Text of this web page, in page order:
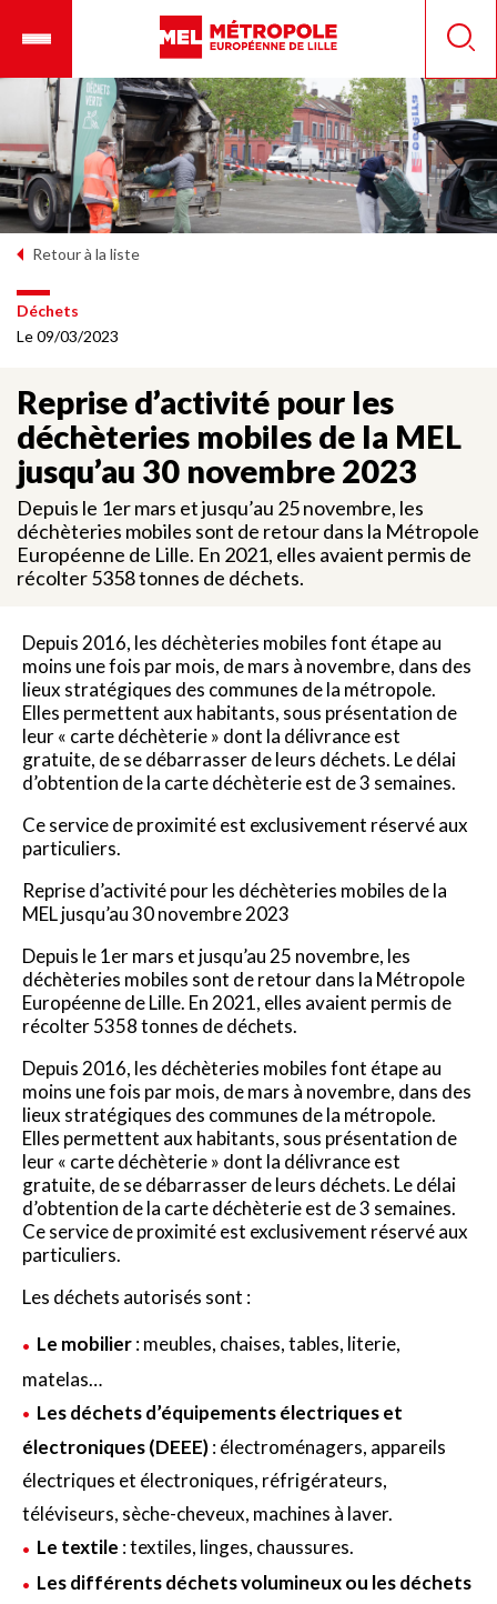
principal
mobile
Retour à la liste
Déchets
Le 09/03/2023
Reprise d’activité pour les
déchèteries mobiles de la MEL
jusqu’au 30 novembre 2023
Depuis le 1er mars et jusqu’au 25 novembre, les
déchèteries mobiles sont de retour dans la Métropole
Européenne de Lille. En 2021, elles avaient permis de
récolter 5358 tonnes de déchets.
Depuis 2016, les déchèteries mobiles font étape au
moins une fois par mois, de mars à novembre, dans des
lieux stratégiques des communes de la métropole.
Elles permettent aux habitants, sous présentation de
leur « carte déchèterie » dont la délivrance est
gratuite, de se débarrasser de leurs déchets. Le délai
d’obtention de la carte déchèterie est de 3 semaines.
Ce service de proximité est exclusivement réservé aux
particuliers.
Reprise d’activité pour les déchèteries mobiles de la
MEL jusqu’au 30 novembre 2023
Depuis le 1er mars et jusqu’au 25 novembre, les
déchèteries mobiles sont de retour dans la Métropole
Européenne de Lille. En 2021, elles avaient permis de
récolter 5358 tonnes de déchets.
Depuis 2016, les déchèteries mobiles font étape au
moins une fois par mois, de mars à novembre, dans des
lieux stratégiques des communes de la métropole.
Elles permettent aux habitants, sous présentation de
leur « carte déchèterie » dont la délivrance est
gratuite, de se débarrasser de leurs déchets. Le délai
d’obtention de la carte déchèterie est de 3 semaines.
Ce service de proximité est exclusivement réservé aux
particuliers.
Les déchets autorisés sont :
Le mobilier: meubles, chaises, tables, literie,
matelas…
Les déchets d’équipements électriques et
électroniques (DEEE): électroménagers, appareils
électriques et électroniques, réfrigérateurs,
téléviseurs, sèche-cheveux, machines à laver.
Le textile : textiles, linges, chaussures.
Les différents déchets volumineux ou les déchets
Panneau de gestion des cookies